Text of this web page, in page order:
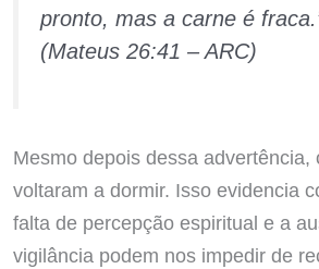
pronto, mas a carne é
(Mateus 26:41 – ARC)
Mesmo depois dessa advertência,
voltaram a dormir. Isso evidencia
falta de percepção espiritual e a
vigilância podem nos impedir de